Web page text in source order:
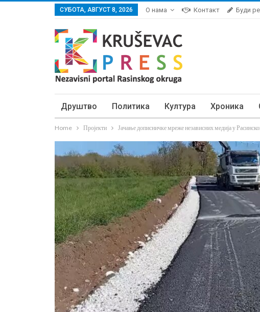
СУБОТА, АВГУСТ 8, 2026 О нама Контакт Буди
Друштво Политика Култура Хроника
Home Пројекти Јачање дописничке мреже независних медија у